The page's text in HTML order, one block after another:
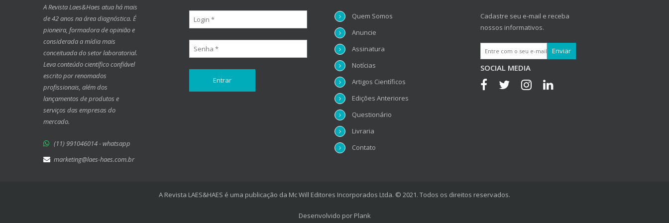
A Revista Laes&Haes atua há mais
de 42 anos na área diagnóstica. É
pioneira, formadora de opinião e
considerada a mídia mais
conceituada do setor laboratorial.
Leva conteúdo científico confiável
escrito por renomados
profissionais, além dos
lançamentos de produtos e
serviços das empresas do
mercado.
(11) 991046014 - whatsapp
marketing@laes-haes.com.br
Quem Somos
Anuncie
Assinatura
Notícias
Artigos Científicos
Edições Anteriores
Questionário
Livraria
Contato
Cadastre seu e-mail e receba
nossos informativos.
SOCIAL MEDIA
A Revista LAES&HAES é uma publicação da Mc Will Editores Incorporados Ltda. © 2021. Todos os direitos reservados.
Desenvolvido por Plank